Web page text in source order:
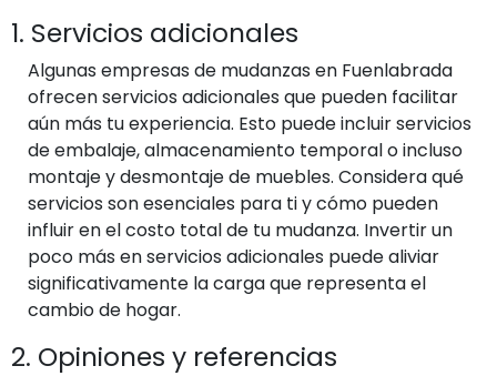
1. Servicios adicionales
Algunas empresas de mudanzas en Fuenlabrada
ofrecen servicios adicionales que pueden facilitar
aún más tu experiencia. Esto puede incluir servicios
de embalaje, almacenamiento temporal o incluso
montaje y desmontaje de muebles. Considera qué
servicios son esenciales para ti y cómo pueden
influir en el costo total de tu mudanza. Invertir un
poco más en servicios adicionales puede aliviar
significativamente la carga que representa el
cambio de hogar.
2. Opiniones y referencias